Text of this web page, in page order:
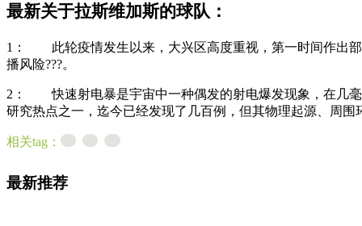
最新关于拉斯维加斯的球队：
1： 此轮疫情发生以来，大兴区高度重视，第一时间作出部
播风险???。
2： 快速射电暴是宇宙中一种偶发的射电爆发现象，在几毫
研究热点之一，迄今已经发现了几百例，但其物理起源、周
相关tag：
最新推荐